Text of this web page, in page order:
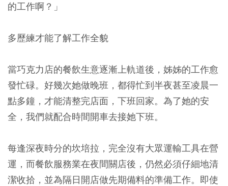
的工作啊？」
多歷練才能了解工作全貌
當巧克力店的餐飲生意逐漸上軌道後，姊姊的工作愈
發忙碌。好幾次她做晚班，都得忙到半夜甚至凌晨一
點多鐘，才能清整完店面，下班回家。為了她的安
全，我們就配合時間開車去接她下班。
每逢深夜時分的坎培拉，完全沒有大眾運輸工具在營
運，而餐飲服務業在夜間關店後，仍然必須仔細地清
潔收拾，並為隔日開店做先期備料的準備工作。即使